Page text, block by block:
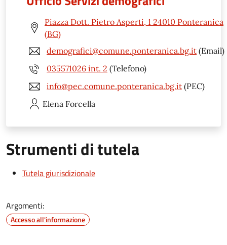
Piazza Dott. Pietro Asperti, 1 24010 Ponteranica
(BG)
demografici@comune.ponteranica.bg.it (Email)
035571026 int. 2 (Telefono)
info@pec.comune.ponteranica.bg.it (PEC)
Elena Forcella
Strumenti di tutela
Tutela giurisdizionale
Argomenti:
Accesso all'informazione